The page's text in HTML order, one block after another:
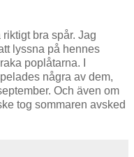
bra spår. Jag
lyssna på hennes
poplåtarna. I
några av dem,
Och även om
tog sommaren avsked